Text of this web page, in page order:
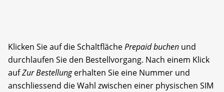
Klicken Sie auf die SchaltflächePrepaid buchen und
durchlaufen Sie den Bestellvorgang. Nach einem Klick
aufZur Bestellungerhalten Sie eine Nummer und
anschliessend die Wahl zwischen einer physischen SIM